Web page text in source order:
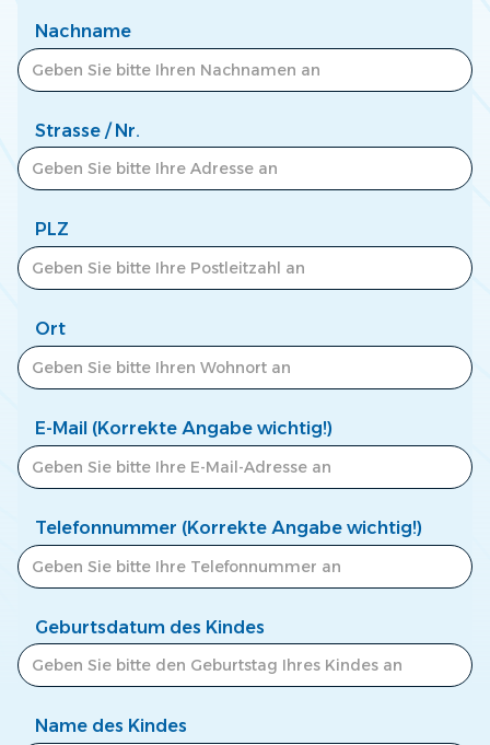
Nachname
Strasse / Nr.
PLZ
Ort
E-Mail (Korrekte Angabe wichtig!)
Telefonnummer (Korrekte Angabe wichtig!)
Geburtsdatum des Kindes
Name des Kindes